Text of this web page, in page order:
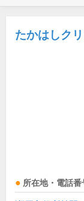
たかはしク
所在地・電話番